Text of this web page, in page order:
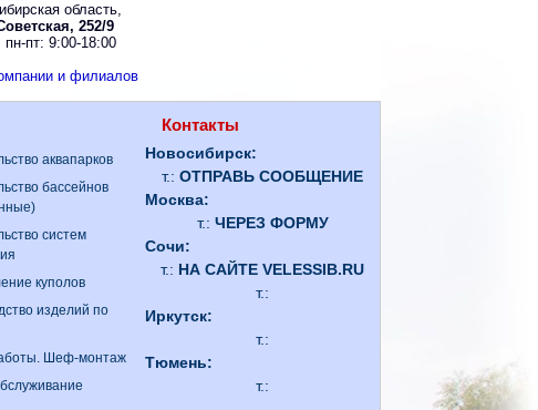
область,
252/9
пт: 9:00-18:00
и филиалов
аквапарков
бассейнов
систем
куполов
изделий по
Шеф-монтаж
Контакты
Новосибирск:
т.:ОТПРАВЬ СООБЩЕНИЕ
Москва:
т.: ЧЕРЕЗ ФОРМУ
Сочи:
т.: НА САЙТЕ VELESSIB.RU
т.:
Иркутск:
т.:
Тюмень:
т.: